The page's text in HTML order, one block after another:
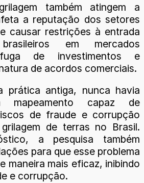
também atingem a
a reputação dos setores
causar restrições à entrada
em mercados
fuga de investimentos e
de acordos comerciais.
prática antiga, nunca havia
capaz de
de fraude e corrupção
de terras no Brasil.
a pesquisa também
para que esse problema
maneira mais eficaz, inibindo
e corrupção.